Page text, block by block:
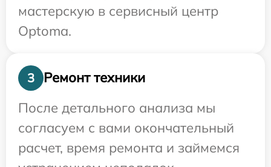
мастерскую в сервисный центр
Optoma.
3
Ремонт техники
После детального анализа мы
согласуем с вами окончательный
расчет, время ремонта и займемся